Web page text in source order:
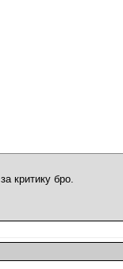
критику бро.